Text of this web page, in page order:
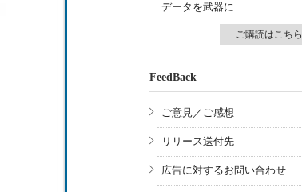
データを武器に
ご購読はこちら
FeedBack
ご意見／ご感想
リリース送付先
広告に対するお問い合わせ